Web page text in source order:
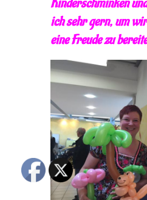
Kinderschminken
ich sehr gern, um
eine Freude zu